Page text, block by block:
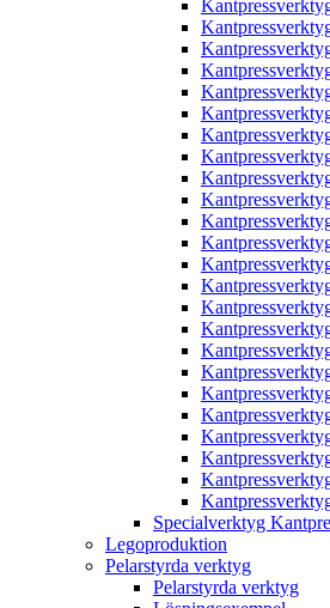
Specialverktyg
Legoproduktion
Pelarstyrda verktyg
Pelarstyrda verktyg